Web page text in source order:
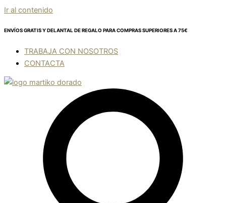
Ir al contenido
ENVÍOS GRATIS Y DELANTAL DE REGALO PARA COMPRAS SUPERIORES A 75€
TRABAJA CON NOSOTROS
CONTACTA